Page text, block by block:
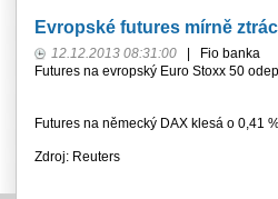
Evropské futures mírně
12.12.2013 08:31:00
Fio banka
Futures na evropský Euro Stoxx 50
Futures na německý DAX klesá o 0,41
Zdroj: Reuters